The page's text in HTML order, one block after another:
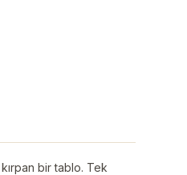
bir tablo. Tek